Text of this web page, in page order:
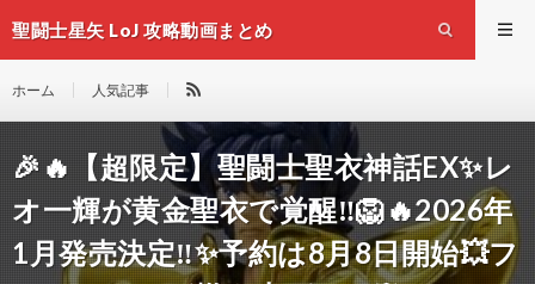
聖闘士星矢 LoJ 攻略動画まとめ
ホーム 人気記事
🎉🔥【超限定】聖闘士聖衣神話EX✨レ
オ一輝が黄金聖衣で覚醒‼️🦁🔥2026年
1月発売決定‼️✨予約は8月8日開始💥フ